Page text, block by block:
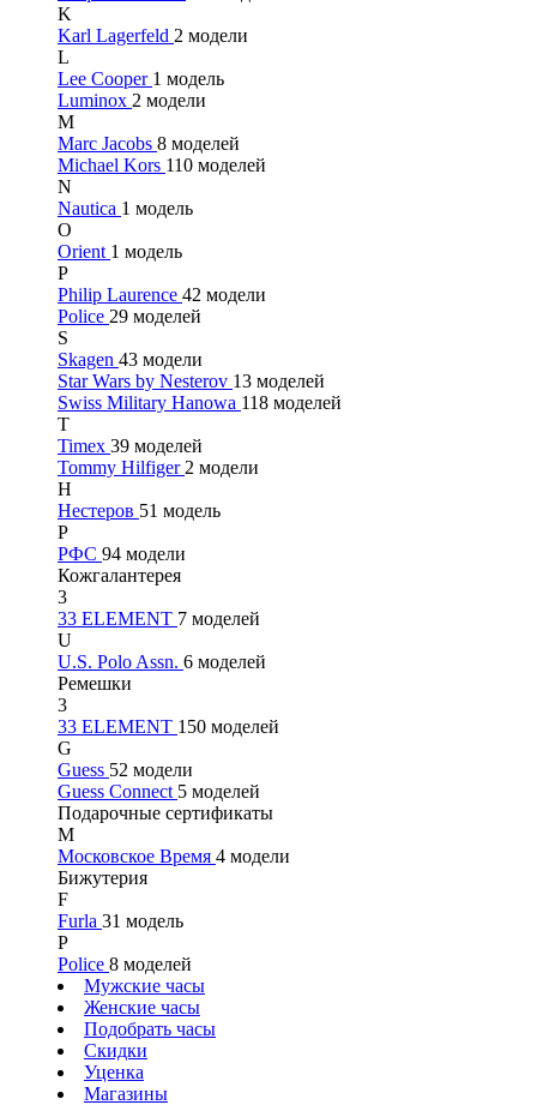
K
Karl Lagerfeld 2 модели
L
Lee Cooper 1 модель
Luminox 2 модели
M
Marc Jacobs 8 моделей
Michael Kors 110 моделей
N
Nautica 1 модель
O
Orient 1 модель
P
Philip Laurence 42 модели
Police 29 моделей
S
Skagen 43 модели
Star Wars by Nesterov 13 моделей
Swiss Military Hanowa 118 моделей
T
Timex 39 моделей
Tommy Hilfiger 2 модели
Н
Нестеров 51 модель
Р
РФС 94 модели
Кожгалантерея
3
33 ELEMENT 7 моделей
U
U.S. Polo Assn. 6 моделей
Ремешки
3
33 ELEMENT 150 моделей
G
Guess 52 модели
Guess Connect 5 моделей
Подарочные сертификаты
М
Московское Время 4 модели
Бижутерия
F
Furla 31 модель
P
Police 8 моделей
Мужские часы
Женские часы
Подобрать часы
Скидки
Уценка
Магазины